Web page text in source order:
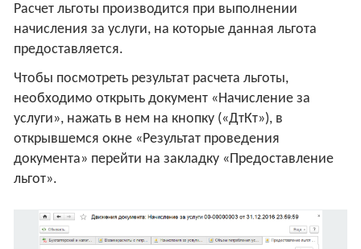
Расчет льготы производится при выполнении
начисления за услуги, на которые данная льгота
предоставляется.
Чтобы посмотреть результат расчета льготы,
необходимо открыть документ «Начисление за
услуги», нажать в нем на кнопку («ДтКт»), в
открывшемся окне «Результат проведения
документа» перейти на закладку «Предоставление
льгот».